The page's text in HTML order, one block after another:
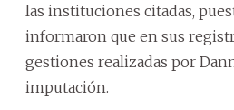
las instituciones citadas,
informaron que en sus
gestiones realizadas por
imputación.